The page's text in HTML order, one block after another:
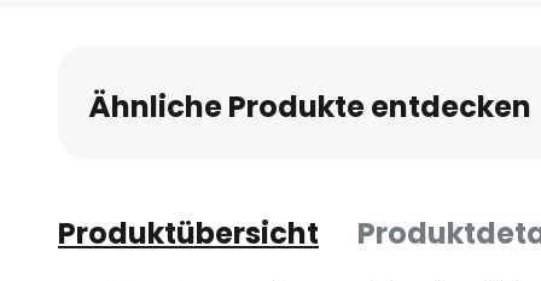
Bildgalerie
springen
Ähnliche Produkte entdecken
Produktübersicht